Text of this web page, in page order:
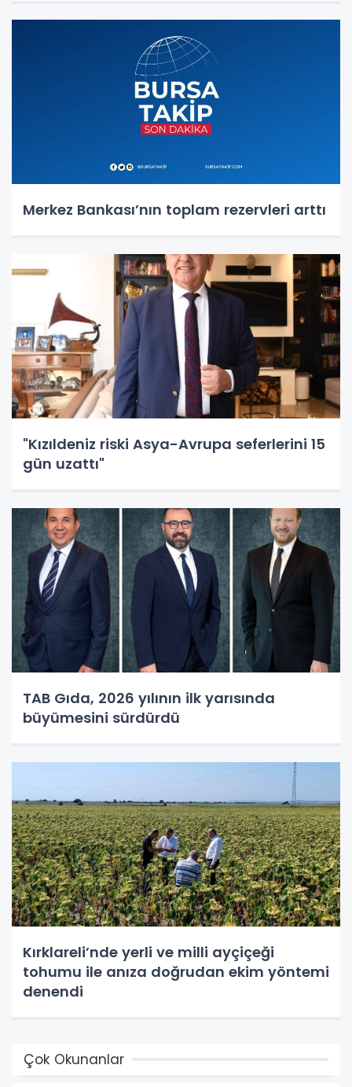
Merkez Bankası’nın toplam rezervleri arttı
"Kızıldeniz riski Asya-Avrupa seferlerini 15
gün uzattı"
TAB Gıda, 2026 yılının ilk yarısında
büyümesini sürdürdü
Kırklareli’nde yerli ve milli ayçiçeği
tohumu ile anıza doğrudan ekim yöntemi
denendi
Çok Okunanlar